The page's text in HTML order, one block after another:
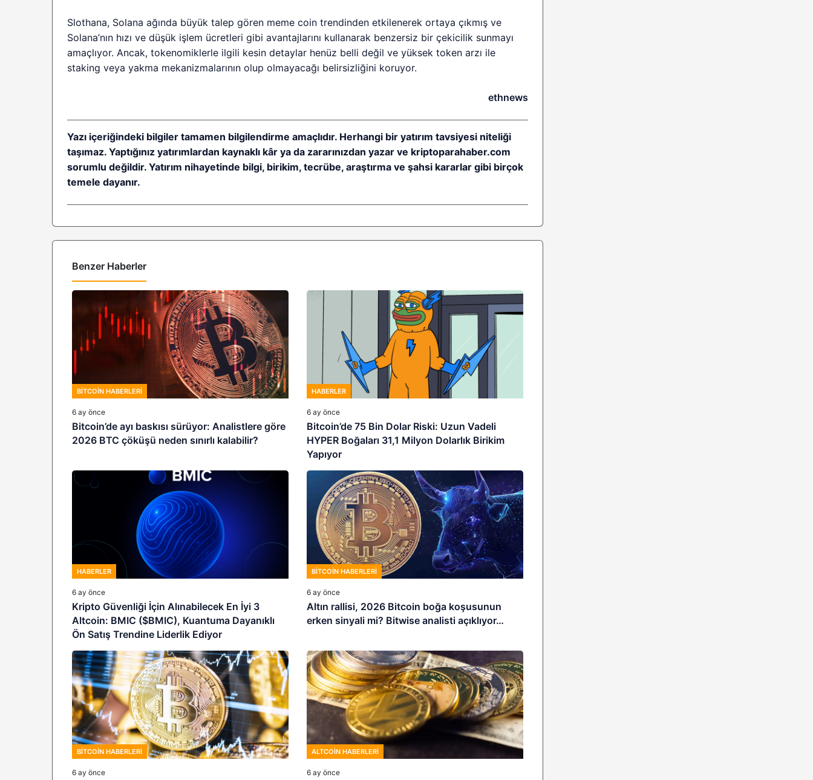
Slothana, Solana ağında büyük talep gören meme coin trendinden etkilenerek ortaya çıkmış ve
Solana’nın hızı ve düşük işlem ücretleri gibi avantajlarını kullanarak benzersiz bir çekicilik sunmayı
amaçlıyor. Ancak, tokenomiklerle ilgili kesin detaylar henüz belli değil ve yüksek token arzı ile
staking veya yakma mekanizmalarının olup olmayacağı belirsizliğini koruyor.
ethnews
Yazı içeriğindeki bilgiler tamamen bilgilendirme amaçlıdır. Herhangi bir yatırım tavsiyesi niteliği
taşımaz. Yaptığınız yatırımlardan kaynaklı kâr ya da zararınızdan yazar ve kriptoparahaber.com
sorumlu değildir. Yatırım nihayetinde bilgi, birikim, tecrübe, araştırma ve şahsi kararlar gibi birçok
temele dayanır.
Benzer Haberler
BITCOIN HABERLERI
6 ay önce
Bitcoin’de ayı baskısı sürüyor: Analistlere göre
2026 BTC çöküşü neden sınırlı kalabilir?
HABERLER
6 ay önce
Bitcoin’de 75 Bin Dolar Riski: Uzun Vadeli
HYPER Boğaları 31,1 Milyon Dolarlık Birikim
Yapıyor
HABERLER
6 ay önce
Kripto Güvenliği İçin Alınabilecek En İyi 3
Altcoin: BMIC ($BMIC), Kuantuma Dayanıklı
Ön Satış Trendine Liderlik Ediyor
BITCOIN HABERLERI
6 ay önce
Altın rallisi, 2026 Bitcoin boğa koşusunun
erken sinyali mi? Bitwise analisti açıklıyor…
BITCOIN HABERLERI
6 ay önce
ALTCOIN HABERLERI
6 ay önce